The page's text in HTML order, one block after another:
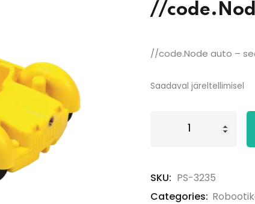
//
//code.Node auto –
Saadaval järeltellimisel
SKU: PS-3235
Categories:
Remember me